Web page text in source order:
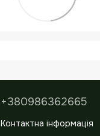
+380986362665
Контактна інформація